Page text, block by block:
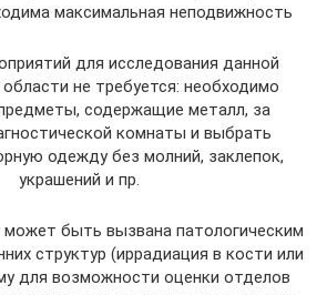
максимальная неподвижность
для исследования данной
не требуется: необходимо
содержащие металл, за
комнаты и выбрать
одежду без молний, заклепок,
украшений и пр.
быть вызвана патологическим
структур (иррадиация в кости или
для возможности оценки отделов